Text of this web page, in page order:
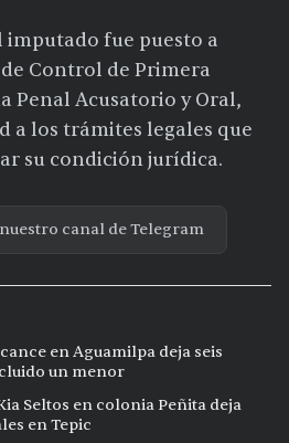
imputado fue puesto a
Control de Primera
Penal Acusatorio y Oral,
a los trámites legales que
su condición jurídica.
canal de Telegram
en Aguamilpa deja seis
un menor
Seltos en colonia Peñita deja
en Tepic